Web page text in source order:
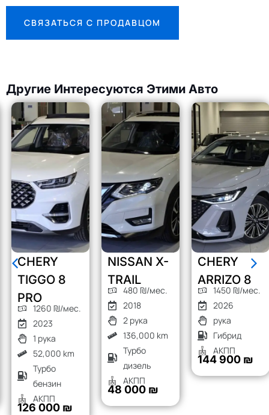
СВЯЗАТЬСЯ С ПРОДАВЦОМ
Другие Интересуются Этими Авто
CHERY
TIGGO 8
PRO
1260 ₪/мес.
2023
1 рука
52,000 km
Турбо
бензин
АКПП
126 000 ₪
NISSAN X-
TRAIL
480 ₪/мес.
2018
2 рука
136,000 km
Турбо
дизель
АКПП
48 000 ₪
CHERY
ARRIZO 8
1450 ₪/мес.
2026
рука
Гибрид
АКПП
144 900 ₪